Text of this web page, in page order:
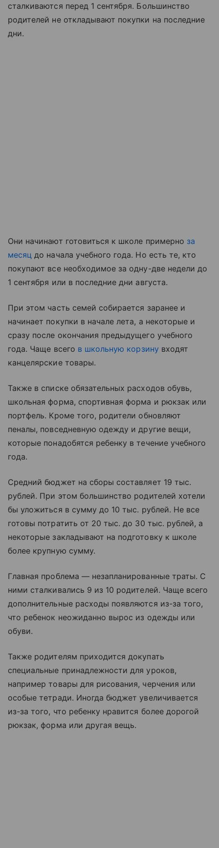
сталкиваются перед 1 сентября. Большинство
родителей не откладывают покупки на последние
дни.
Они начинают готовиться к школе примерно за
месяц до начала учебного года. Но есть те, кто
покупают все необходимое за одну-две недели до
1 сентября или в последние дни августа.
При этом часть семей собирается заранее и
начинает покупки в начале лета, а некоторые и
сразу после окончания предыдущего учебного
года. Чаще всего в школьную корзину входят
канцелярские товары.
Также в списке обязательных расходов обувь,
школьная форма, спортивная форма и рюкзак или
портфель. Кроме того, родители обновляют
пеналы, повседневную одежду и другие вещи,
которые понадобятся ребенку в течение учебного
года.
Средний бюджет на сборы составляет 19 тыс.
рублей. При этом большинство родителей хотели
бы уложиться в сумму до 10 тыс. рублей. Не все
готовы потратить от 20 тыс. до 30 тыс. рублей, а
некоторые закладывают на подготовку к школе
более крупную сумму.
Главная проблема — незапланированные траты. С
ними сталкивались 9 из 10 родителей. Чаще всего
дополнительные расходы появляются из-за того,
что ребенок неожиданно вырос из одежды или
обуви.
Также родителям приходится докупать
специальные принадлежности для уроков,
например товары для рисования, черчения или
особые тетради. Иногда бюджет увеличивается
из-за того, что ребенку нравится более дорогой
рюкзак, форма или другая вещь.